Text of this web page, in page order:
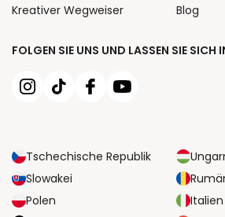
FOLGEN SIE UNS UND LASSEN SIE SICH
Tschechische Republik
Slowakei
Polen
Italien
Kreativer Wegweiser
Blog